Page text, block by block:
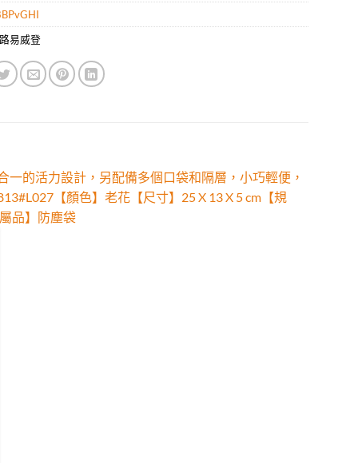
易威登
一的活力設計，另配備多個口袋和隔層，小巧輕便，
【顏色】老花【尺寸】25 X 13 X 5 cm【規
品】防塵袋